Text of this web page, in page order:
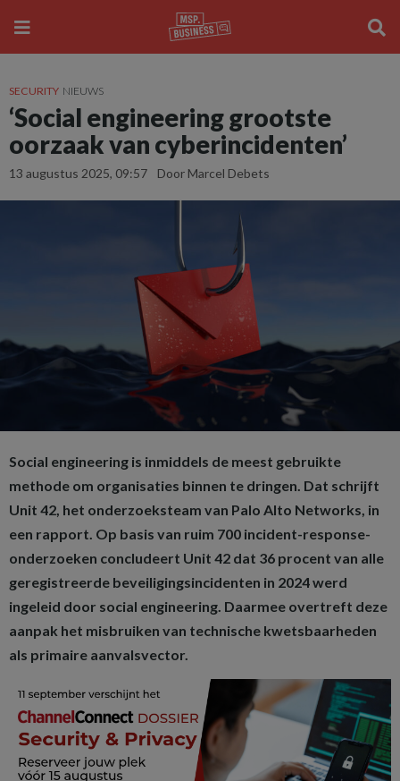
SECURITY NIEUWS
‘Social engineering grootste
oorzaak van cyberincidenten’
13 augustus 2025, 09:57 Door Marcel Debets
Social engineering is inmiddels de meest gebruikte
methode om organisaties binnen te dringen. Dat schrijft
Unit 42, het onderzoeksteam van Palo Alto Networks, in
een rapport. Op basis van ruim 700 incident-response-
onderzoeken concludeert Unit 42 dat 36 procent van alle
geregistreerde beveiligingsincidenten in 2024 werd
ingeleid door social engineering. Daarmee overtreft deze
aanpak het misbruiken van technische kwetsbaarheden
als primaire aanvalsvector.